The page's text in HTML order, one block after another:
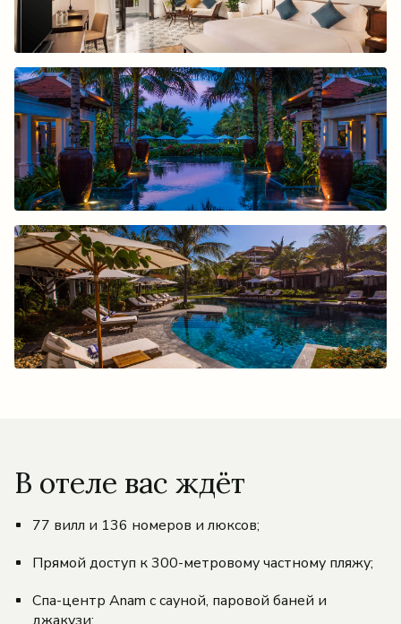
В отеле вас ждёт
77 вилл и 136 номеров и люксов;
Прямой доступ к 300-метровому частному пляжу;
Спа-центр Anam с сауной, паровой баней и